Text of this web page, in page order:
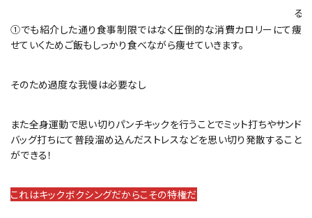
る。
①でも紹介した通り食事制限ではなく圧倒的な消費カロリーにて痩
せていくためご飯もしっかり食べながら痩せていきます。
そのため過度な我慢は必要なし
また全身運動で思い切りパンチキックを行うことでミット打ちやサンド
バッグ打ちにて普段溜め込んだストレスなどを思い切り発散すること
ができる！
これはキックボクシングだからこその特権だ